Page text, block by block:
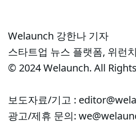
Welaunch 강한나 기자
스타트업 뉴스 플랫폼, 위런치
© 2024 Welaunch. All
보도자료/기고 :
광고/제휴 문의: